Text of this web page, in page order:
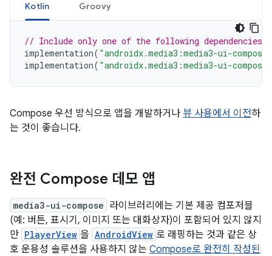
Kotlin Groovy
// Include only one of the following dependencies
implementation( "androidx.media3:media3-ui-
implementation( "androidx.media3:media3-ui-
Compose 우선 방식으로 앱을 개발하거나 뷰 사용에서 이전하
는 것이 좋습니다.
완전 Compose 데모 앱
media3-ui-compose 라이브러리에는 기본 제공 컴포저블
(예: 버튼, 표시기, 이미지 또는 대화상자)이 포함되어 있지 않지
만 PlayerView 을 AndroidView 로 래핑하는 것과 같은 상
호 운용성 솔루션을 사용하지 않는 Compose로 완전히 작성된